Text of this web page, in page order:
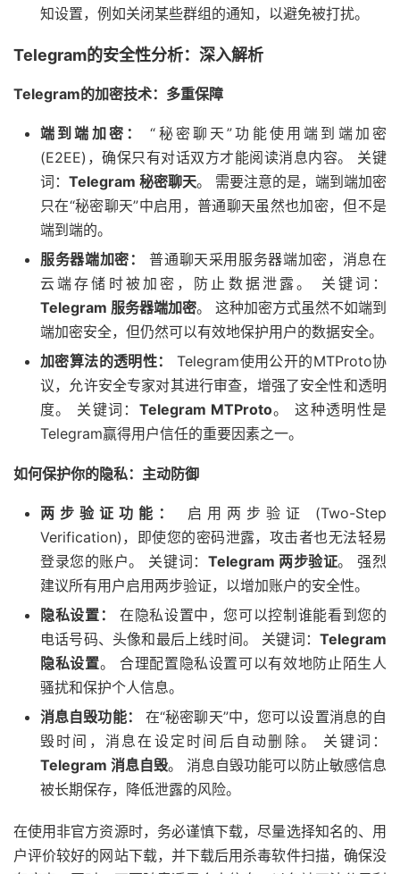
知设置，例如关闭某些群组的通知，以避免被打扰。
Telegram的安全性分析：深入解析
Telegram的加密技术：多重保障
端到端加密：
“秘密聊天”功能使用端到端加密
(E2EE)，确保只有对话双方才能阅读消息内容。 关键
词： Telegram 秘密聊天。 需要注意的是，端到端加密
只在“秘密聊天”中启用，普通聊天虽然也加密，但不是
端到端的。
服务器端加密：
普通聊天采用服务器端加密，消息在
云端存储时被加密，防止数据泄露。 关键词：
Telegram 服务器端加密。 这种加密方式虽然不如端到
端加密安全，但仍然可以有效地保护用户的数据安全。
加密算法的透明性：
Telegram使用公开的MTProto协
议，允许安全专家对其进行审查，增强了安全性和透明
度。 关键词： Telegram MTProto。 这种透明性是
Telegram赢得用户信任的重要因素之一。
如何保护你的隐私：主动防御
两步验证功能：
启用两步验证 (Two-Step
Verification)，即使您的密码泄露，攻击者也无法轻易
登录您的账户。 关键词： Telegram 两步验证。 强烈
建议所有用户启用两步验证，以增加账户的安全性。
隐私设置：
在隐私设置中，您可以控制谁能看到您的
电话号码、头像和最后上线时间。 关键词： Telegram
隐私设置。 合理配置隐私设置可以有效地防止陌生人
骚扰和保护个人信息。
消息自毁功能：
在“秘密聊天”中，您可以设置消息的自
毁时间，消息在设定时间后自动删除。 关键词：
Telegram 消息自毁。 消息自毁功能可以防止敏感信息
被长期保存，降低泄露的风险。
在使用非官方资源时，务必谨慎下载，尽量选择知名的、用
户评价较好的网站下载，并下载后用杀毒软件扫描，确保没